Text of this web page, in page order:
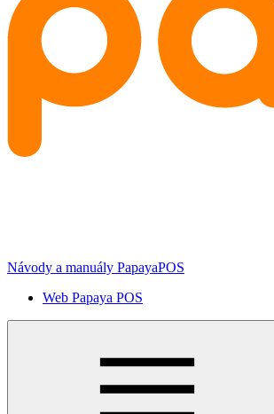
Návody a manuály PapayaPOS
Web Papaya POS